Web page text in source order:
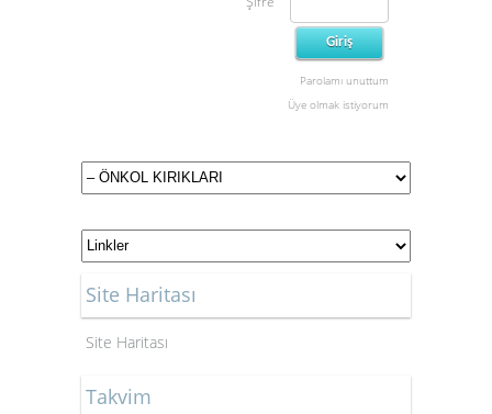
Parolamı unuttum
Üye olmak istiyorum
Site Haritası
Site Haritası
Takvim